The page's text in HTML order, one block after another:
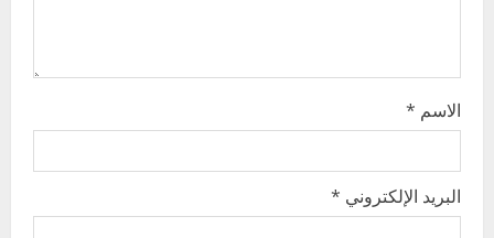
الاسم *
البريد الإلكتروني *